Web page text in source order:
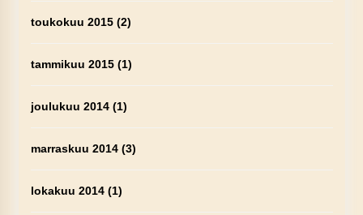
toukokuu 2015(2)
tammikuu 2015(1)
joulukuu 2014(1)
marraskuu 2014(3)
lokakuu 2014(1)